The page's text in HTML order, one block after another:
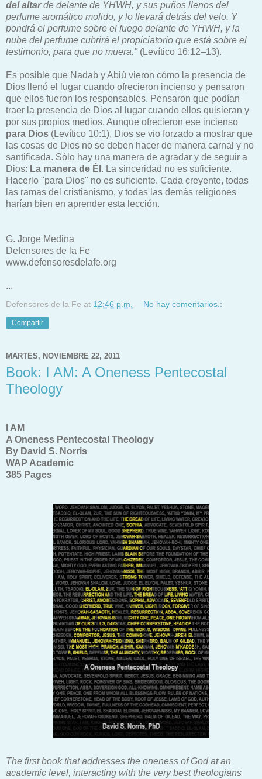
del altarde delante de YHWH, y sus puños llenos del
perfume aromático molido, y lo llevará detrás del velo. Y
pondrá el perfume sobre el fuego delante de YHWH, y la
nube del perfume cubrirá el propiciatorio que está sobre el
testimonio, para que no muera." (Levítico 16:12–13).
Es posible que Nadab y Abiú vieron cómo la presencia de
Dios llenó el lugar cuando ofrecieron incienso y pensaron
que ellos fueron los responsables. Pensaron que podían
traer la presencia de Dios al lugar cuando ellos quisieran y
por sus propios medios. Aunque ofrecieron ese incienso
para Dios (Levítico 10:1), Dios se vio forzado a mostrar que
las cosas de Dios no se deben hacer de manera carnal y no
santificada. Sólo hay una manera de agradar y de seguir a
Dios: La manera de Él . La sinceridad no es suficiente.
Hacerlo "para Dios" no es suficiente. Cada creyente, todas
las ramas del cristianismo, y todas las demás religiones
harían bien en aprender esta lección.
G. Jorge Medina
Defensores de la Fe
www.defensoresdelafe.org
...
Defensores de la Fe at 12:46 p.m. No hay comentarios.:
Compartir
MARTES, NOVIEMBRE 22, 2011
Book: I AM: A Oneness Pentecostal
Theology
I AM
A Oneness Pentecostal Theology
By David S. Norris
WAP Academic
385 Pages
The first book that addresses the oneness of God at an
academic level, interacting with the very best theologians